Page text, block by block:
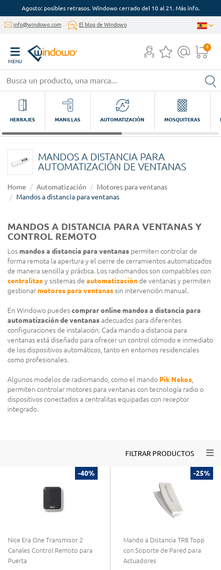
Agosto: posibles retrasos. Windowo cerrado del 10 al 21. Más info.
info@windowo.com El blog de Windowo
MENU
0
HERRAJES MANILLAS AUTOMATIZACIÓN MOSQUITERAS
MANDOS A DISTANCIA PARA
AUTOMATIZACIÓN DE VENTANAS
Home Automatización
Motores para ventanas
Mandos a distancia para ventanas
MANDOS A DISTANCIA PARA VENTANAS Y
CONTROL REMOTO
Los mandos a distancia para ventanas permiten controlar de
forma remota la apertura y el cierre de cerramientos automatizados
de manera sencilla y práctica. Los radiomandos son compatibles con
centralitasy sistemas de automatizaciónde ventanas y permiten
gestionar motores para ventanassin intervención manual.
En Windowo puedescomprar online mandos a distancia para
automatización de ventanasadecuados para diferentes
configuraciones de instalación. Cada mando a distancia para
ventanas está diseñado para ofrecer un control cómodo e inmediato
de los dispositivos automáticos, tanto en entornos residenciales
como profesionales.
Algunos modelos de radiomando, como el mando Pik Nekos
permiten controlar motores para ventanas con tecnología radio o
dispositivos conectados a centralitas equipadas con receptor
integrado.
FILTRAR PRODUCTOS
-40%
Nice Era One Transmisor 2
Canales Control Remoto para
Puerta
-25%
Mando a Distancia TR8 Topp
con Soporte de Pared para
Actuadores